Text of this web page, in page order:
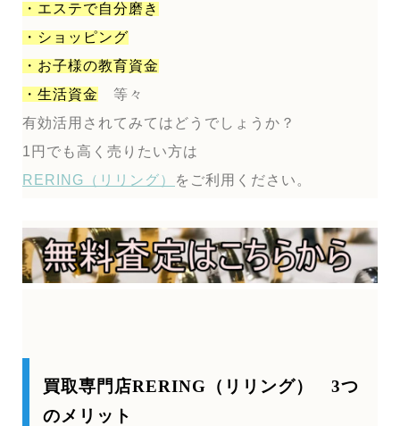
・エステで自分磨き
・ショッピング
・お子様の教育資金
・生活資金
等々
有効活用されてみてはどうでしょうか？
1円でも高く売りたい方は
RERING（リリング）
をご利用ください。
買取専門店RERING（リリング） 3つ
のメリット